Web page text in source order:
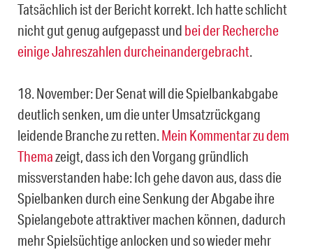
Tatsächlich ist der Bericht korrekt. Ich hatte schlicht
nicht gut genug aufgepasst und bei der Recherche
einige Jahreszahlen durcheinandergebracht.
18. November: Der Senat will die Spielbankabgabe
deutlich senken, um die unter Umsatzrückgang
leidende Branche zu retten.Mein Kommentar zu dem
Themazeigt, dass ich den Vorgang gründlich
missverstanden habe: Ich gehe davon aus, dass die
Spielbanken durch eine Senkung der Abgabe ihre
Spielangebote attraktiver machen können, dadurch
mehr Spielsüchtige anlocken und so wieder mehr